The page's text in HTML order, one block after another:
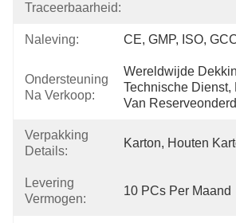
Traceerbaarheid:
Naleving: CE, GMP, ISO,
Ondersteuning
Na Verkoop:
Wereldwijde
Technische Dienst,
Van
Verpakking
Details:
Karton, Houten
Levering
Vermogen:
10 PCs Per Maand